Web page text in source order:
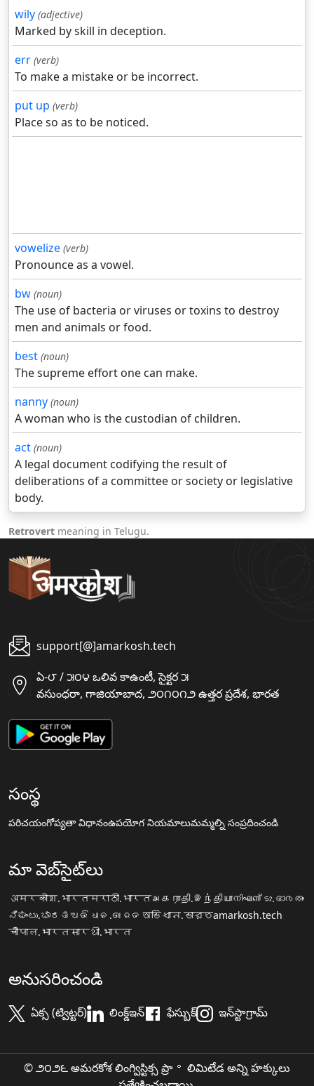
wily (adjective)
Marked by skill in deception.
err (verb)
To make a mistake or be incorrect.
put up (verb)
Place so as to be noticed.
vowelize (verb)
Pronounce as a vowel.
bw (noun)
The use of bacteria or viruses or toxins to destroy
men and animals or food.
best (noun)
The supreme effort one can make.
nanny (noun)
A woman who is the custodian of children.
act (noun)
A legal document codifying the result of
deliberations of a committee or society or legislative
body.
Retrovert meaning in Telugu.
support[@]amarkosh.tech
ఏ-౮ / ౫౦౪ ఒలివ కాఉంటీ, సైక్టర ౫
వసుంధరా, గాజియాబాద, ౨౦౧౦౧౨ ఉత్తర ప్రదేశ, భారత
సంస్థ
పరిచయంగోప్యతా విధానంఉపయోగ నియమాలుమమ్మల్ని సంప్రదించండి
మా వెబ్‌సైట్‌లు
अमरकोश.भारतमराठी.भारतஅகராதி.இந்தியாനിഘണ്ടു.ഭാരതം
ನಿಘಂಟು.ಭಾರತ ଅଭିଧାନ.ଭାରତ অভিধান.ভারতamarkosh.tech
चौपाल.भारतसारथी.भारत
అనుసరించండి
ఏక్స (ట్విట్టర్) లింక్డ్ఇన్ ఫేస్బుక్ ఇన్‌స్టాగ్రామ్
© ౨౦౨౬ అమరకోశ లింగ్విస్టిక్స ప్రా॰ లిమిటేడ అన్ని హక్కులు